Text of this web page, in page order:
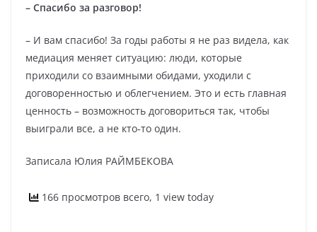
– Спасибо за разговор!
– И вам спасибо! За годы работы я не раз видела, как
медиация меняет ситуацию: люди, которые
приходили со взаимными обидами, уходили с
договоренностью и облегчением. Это и есть главная
ценность – возможность договориться так, чтобы
выиграли все, а не кто‑то один.
Записала Юлия РАЙМБЕКОВА
166 просмотров всего, 1 view today